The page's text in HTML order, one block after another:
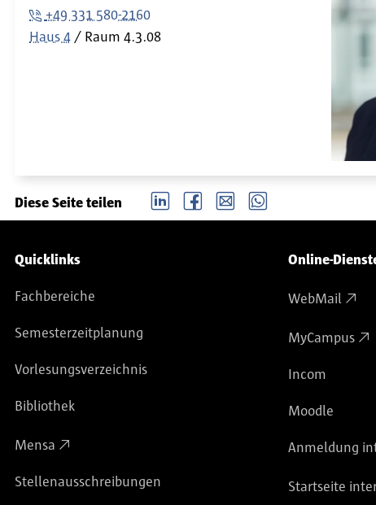
+49 331 580-2160
Haus 4
Raum 4.3.08
Diese Seite teilen LinkedIn Facebook email Whatsapp
Service-Navigation
Quicklinks
Fachbereiche
Semesterzeitplanung
Vorlesungsverzeichnis
Bibliothek
Mensa
Stellenausschreibungen
Online-
WebMail
MyCampus
Incom
Moodle
Anmeldung
Startseite